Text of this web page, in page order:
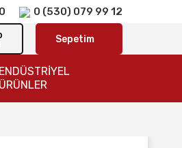
0 (530) 079 99 12
Sepetim
ENDÜSTRİYEL
ÜRÜNLER